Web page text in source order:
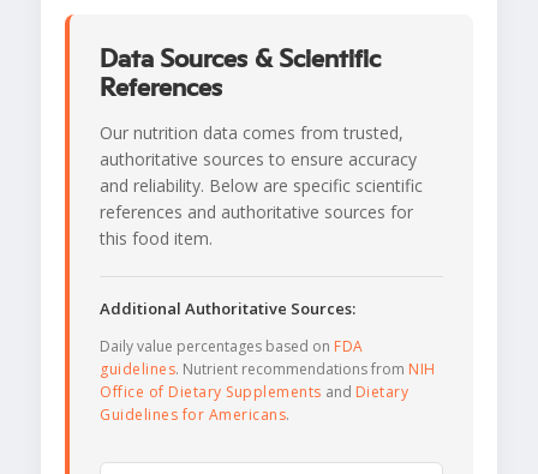
Data Sources & Scientific
References
Our nutrition data comes from trusted,
authoritative sources to ensure accuracy
and reliability. Below are specific scientific
references and authoritative sources for
this food item.
Additional Authoritative Sources:
Daily value percentages based on FDA
guidelines. Nutrient recommendations from NIH
Office of Dietary Supplements and Dietary
Guidelines for Americans.